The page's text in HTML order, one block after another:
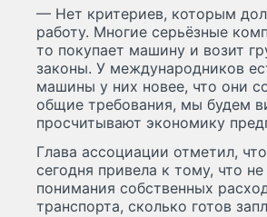
— Нет критериев, которым
работу. Многие серьёзные
то покупает машину и возит
законы. У международников
машины у них новее, что они
общие требования, мы будем
просчитывают экономику
Глава ассоциации отметил,
сегодня привела к тому, что
понимания собственных
транспорта, сколько готов